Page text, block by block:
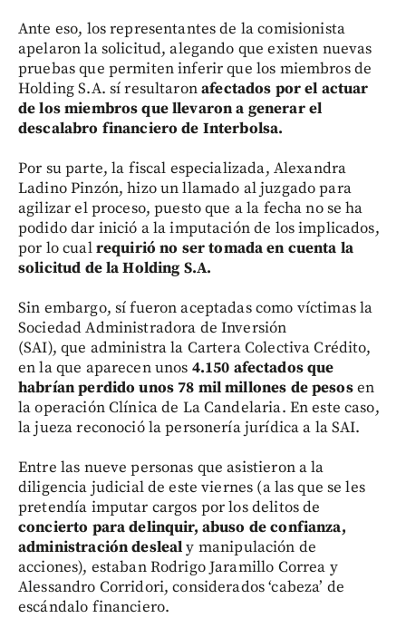
Ante eso, los representantes de la comisionista
apelaron la solicitud, alegando que existen nuevas
pruebas que permiten inferir que los miembros de
Holding S.A. sí resultaronafectados por el actuar
de los miembros que llevaron a generar el
descalabro financiero de Interbolsa.
Por su parte, la fiscal especializada, Alexandra
Ladino Pinzón, hizo un llamado al juzgado para
agilizar el proceso, puesto que a la fecha no se ha
podido dar inició a la imputación de los implicados,
por lo cualrequirió no ser tomada en cuenta la
solicitud de la Holding S.A.
Sin embargo, sí fueron aceptadas como víctimas la
Sociedad Administradora de Inversión
(SAI), que administra la Cartera Colectiva Crédito,
en la que aparecen unos 4.150 afectados que
habrían perdido unos 78 mil millones de pesosen
la operación Clínica de La Candelaria. En este caso,
la jueza reconoció la personería jurídica a la SAI.
Entre las nueve personas que asistieron a la
diligencia judicial de este viernes (a las que se les
pretendía imputar cargos por los delitos de
concierto para delinquir, abuso de confianza,
administración deslealy manipulación de
acciones), estaban Rodrigo Jaramillo Correa y
Alessandro Corridori, considerados ‘cabeza’ de
escándalo financiero.